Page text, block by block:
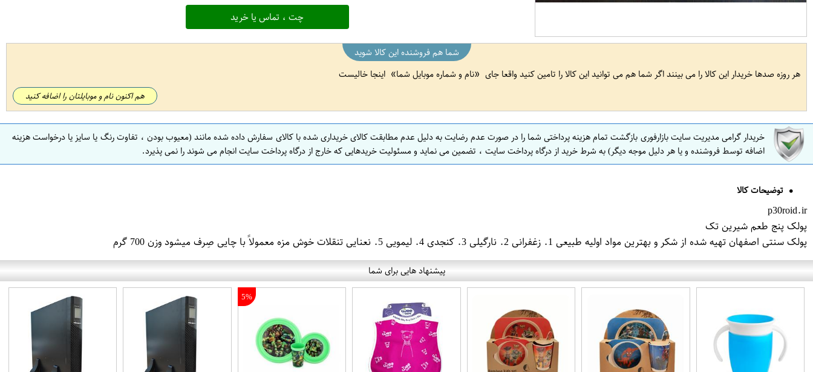
چت ، تماس یا خرید
شما هم فروشنده این کالا شوید
هر روزه صدها خریدار این کالا را می بینند اگر شما هم می توانید این کالا را تامین کنید واقعا جای
نام و شماره موبایل شما اینجا خالیست
هم اکنون نام و موبایلتان را اضافه کنید
خریدار گرامی مدیریت سایت بازارفوری بازگشت تمام هزینه پرداختی شما را در صورت عدم رضایت به دلیل عدم مطابقت کالای خریداری شده با کالای سفارش داده شده مانند (معیوب بودن ، تفاوت رنگ یا سایز یا درخواست هزینه
اضافه توسط فروشنده و یا هر دلیل موجه دیگر) به شرط خرید از درگاه پرداخت سایت ، تضمین می نماید و مسئولیت خریدهایی که خارج از درگاه پرداخت سایت انجام می شوند را نمی پذیرد.
توضیحات کالا
p30roid.ir
پولک پنج طعم شیرین تک
پولک سنتی اصفهان تهیه شده از شکر و بهترین مواد اولیه طبیعی 1. زغفرانی 2. نارگیلی 3. کنجدی 4. لیمویی 5. نعنایی تنقلات خوش مزه معمولاً با چایی صِرف میشود وزن 700 گرم
پیشنهاد هایی برای شما
5%